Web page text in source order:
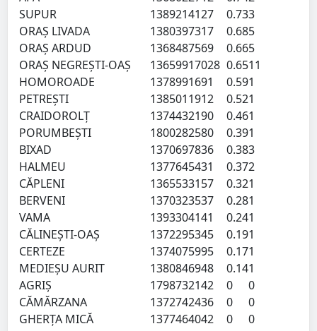
SUPUR
1389214127 0.733
ORAŞ LIVADA
1380397317 0.685
ORAŞ ARDUD
1368487569 0.665
ORAŞ NEGREŞTI-OAŞ
13659917028 0.6511
HOMOROADE
1378991691 0.591
PETREŞTI
1385011912 0.521
CRAIDOROLŢ
1374432190 0.461
PORUMBEŞTI
1800282580 0.391
BIXAD
1370697836 0.383
HALMEU
1377645431 0.372
CĂPLENI
1365533157 0.321
BERVENI
1370323537 0.281
VAMA
1393304141 0.241
CĂLINEŞTI-OAŞ
1372295345 0.191
CERTEZE
1374075995 0.171
MEDIEŞU AURIT
1380846948 0.141
AGRIŞ
1798732142 0
0
CĂMĂRZANA
1372742436 0
0
GHERŢA MICĂ
1377464042 0
0